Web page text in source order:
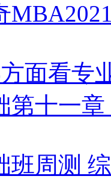
面看专
第十一
班周测